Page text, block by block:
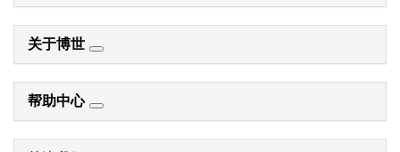
关于博世
帮助中心